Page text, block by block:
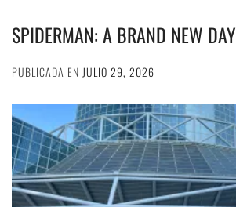
SPIDERMAN: A BRAND NEW DAY
PUBLICADA EN JULIO 29, 2026